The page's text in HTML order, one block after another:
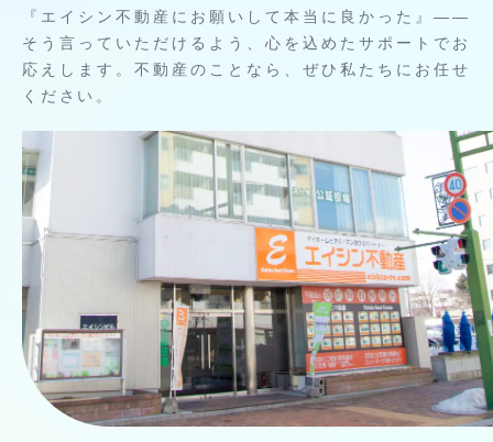
『エイシン不動産にお願いして本当に良かった』——
そう言っていただけるよう、心を込めたサポートでお
応えします。不動産のことなら、ぜひ私たちにお任せ
ください。